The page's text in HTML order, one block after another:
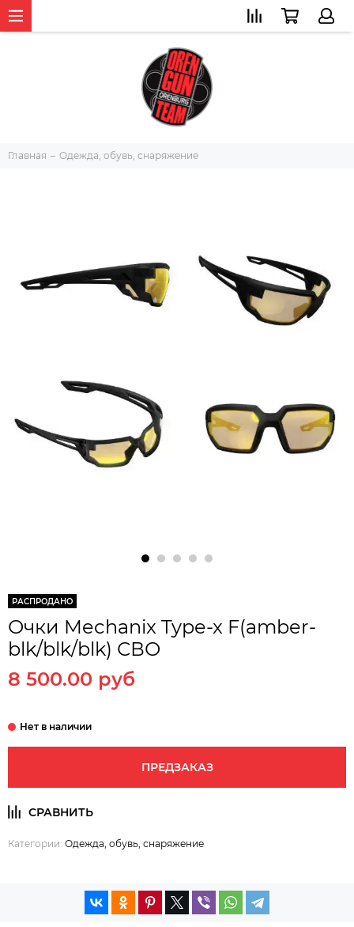
Главная Одежда, обувь, снаряжение
РАСПРОДАНО
Очки Mechanix Type-x F(amber-
blk/blk/blk) СВО
8 500.00 руб
ПРЕДЗАКАЗ
Категории: Одежда, обувь, снаряжение